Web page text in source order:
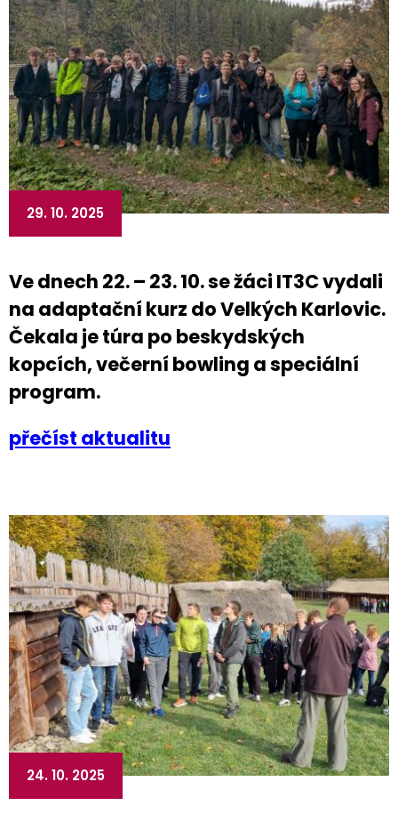
29. 10. 2025
Ve dnech 22. – 23. 10. se žáci IT3C vydali
na adaptační kurz do Velkých Karlovic.
Čekala je túra po beskydských
kopcích, večerní bowling a speciální
program.
přečíst aktualitu
24. 10. 2025